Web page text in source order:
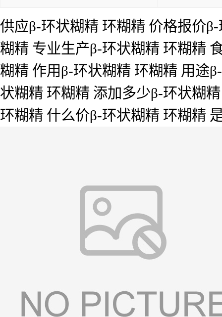
供应β-环状糊精 环糊精 价格报价
糊精 专业生产β-环状糊精 环糊精
糊精 作用β-环状糊精 环糊精 用途
状糊精 环糊精 添加多少β-环状糊
环糊精 什么价β-环状糊精 环糊精